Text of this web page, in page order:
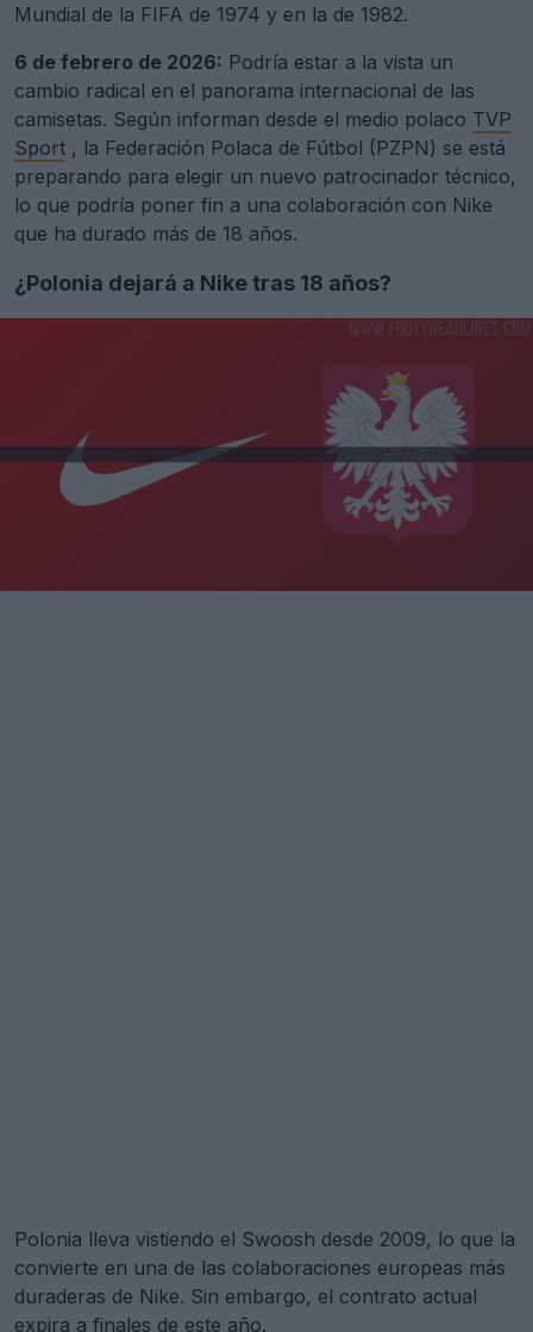
Mundial de la FIFA de 1974 y en la de 1982.
6 de febrero de 2026: Podría estar a la vista un
cambio radical en el panorama internacional de las
camisetas. Según informan desde el medio polaco TVP
Sport , la Federación Polaca de Fútbol (PZPN) se está
preparando para elegir un nuevo patrocinador técnico,
lo que podría poner fin a una colaboración con Nike
que ha durado más de 18 años.
¿Polonia dejará a Nike tras 18 años?
Polonia lleva vistiendo el Swoosh desde 2009, lo que la
convierte en una de las colaboraciones europeas más
duraderas de Nike. Sin embargo, el contrato actual
expira a finales de este año.